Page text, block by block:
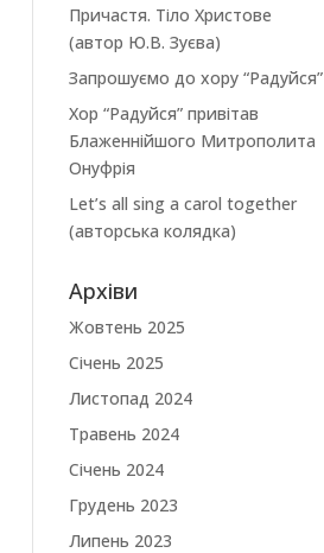
Причастя. Тіло Христове
(автор Ю.В. Зуєва)
Запрошуємо до хору “Радуйся”
Хор “Радуйся” привітав
Блаженнійшого Митрополита
Онуфрія
Let’s all sing a carol together
(авторська колядка)
Архіви
Жовтень 2025
Січень 2025
Листопад 2024
Травень 2024
Січень 2024
Грудень 2023
Липень 2023